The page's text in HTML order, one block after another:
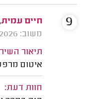
חיים
משוב: 02/02/2026
תיאור
איטום
חוות דעת:
9